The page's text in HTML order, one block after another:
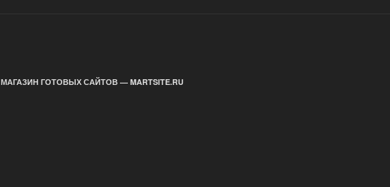
МАГАЗИН ГОТОВЫХ САЙТОВ — MARTSITE.RU